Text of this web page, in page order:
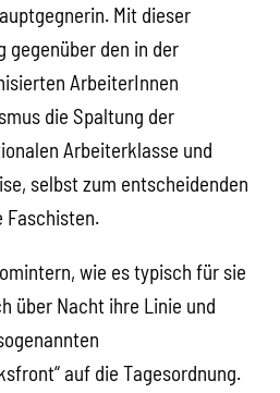
Mit dieser
gegenüber den in der
ArbeiterInnen
die Spaltung der
Arbeiterklasse und
selbst zum entscheidenden
Faschisten.
wie es typisch für sie
über Nacht ihre Linie und
auf die Tagesordnung.